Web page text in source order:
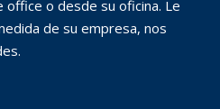
o desde su oficina. Le
de su empresa, nos